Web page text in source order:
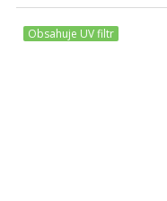
Obsahuje UV filtr